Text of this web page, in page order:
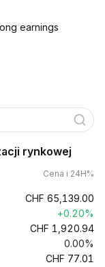
earnings
rynkowej
Cena i 24H%
CHF 65,139.00
+0.20%
CHF 1,920.94
0.00%
CHF 77.01